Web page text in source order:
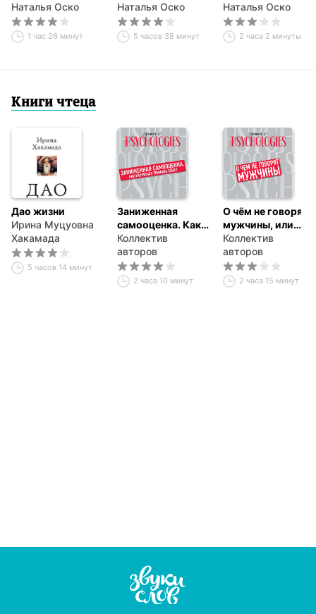
Наталья Оско
1 час 26 минут
Ипсилона
Наталья Оско
5 часов 38 минут
Наталья Оско
2 часа 2 минуты
Книги чтеца
Дао жизни
Ирина Муцуовна
Хакамада
5 часов 14 минут
Заниженная
самооценка. Как
научиться
уважать себя?
Коллектив
авторов
2 часа 10 минут
О чём не говорят
мужчины, или
Что мужчины
хотят от
отношений на
самом деле
Коллектив
авторов
2 часа 15 минут